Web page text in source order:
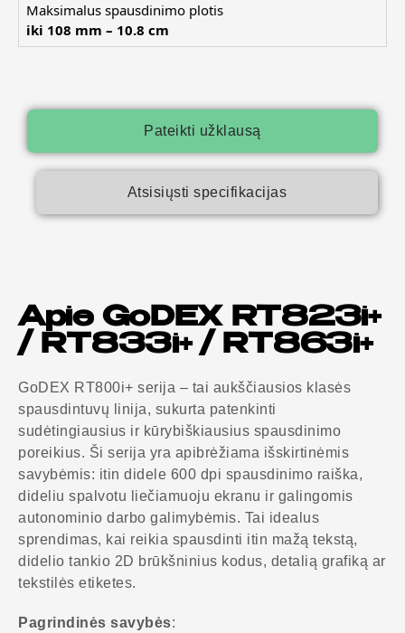
Maksimalus spausdinimo plotis
iki 108 mm – 10.8 cm
Pateikti užklausą
Atsisiųsti specifikacijas
Apie GoDEX RT823i+
/ RT833i+ / RT863i+
GoDEX RT800i+ serija – tai aukščiausios klasės
spausdintuvų linija, sukurta patenkinti
sudėtingiausius ir kūrybiškiausius spausdinimo
poreikius. Ši serija yra apibrėžiama išskirtinėmis
savybėmis: itin didele 600 dpi spausdinimo raiška,
dideliu spalvotu liečiamuoju ekranu ir galingomis
autonominio darbo galimybėmis. Tai idealus
sprendimas, kai reikia spausdinti itin mažą tekstą,
didelio tankio 2D brūkšninius kodus, detalią grafiką ar
tekstilės etiketes.
Pagrindinės savybės: